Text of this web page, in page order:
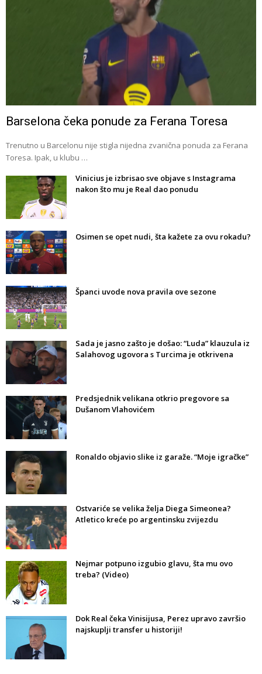
Barselona čeka ponude za Ferana Toresa
Trenutno u Barcelonu nije stigla nijedna zvanična ponuda za Ferana
Toresa. Ipak, u klubu …
Vinicius je izbrisao sve objave s Instagrama
nakon što mu je Real dao ponudu
Osimen se opet nudi, šta kažete za ovu rokadu?
Španci uvode nova pravila ove sezone
Sada je jasno zašto je došao: “Luda” klauzula iz
Salahovog ugovora s Turcima je otkrivena
Predsjednik velikana otkrio pregovore sa
Dušanom Vlahovićem
Ronaldo objavio slike iz garaže. “Moje igračke”
Ostvariće se velika želja Diega Simeonea?
Atletico kreće po argentinsku zvijezdu
Nejmar potpuno izgubio glavu, šta mu ovo
treba? (Video)
Dok Real čeka Vinisijusa, Perez upravo završio
najskuplji transfer u historiji!